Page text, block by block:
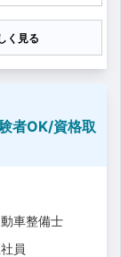
交換業務
ビスフロント
回送などの軽
OJT研修を中
てくださる環
や経験が浅い
す。
く見る
者OK/資格取
車整備士
員